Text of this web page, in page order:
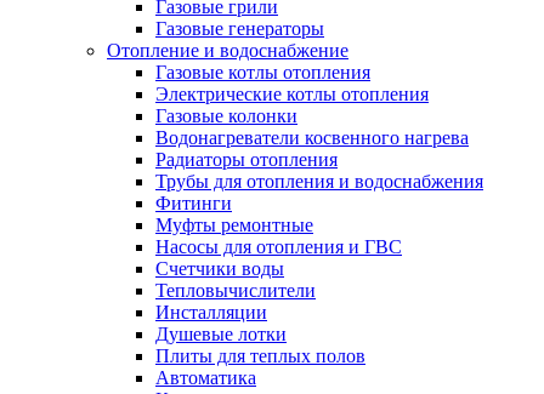
Газовые грили
Газовые генераторы
Отопление и водоснабжение
Газовые котлы отопления
Электрические котлы отопления
Газовые колонки
Водонагреватели косвенного нагрева
Радиаторы отопления
Трубы для отопления и водоснабжения
Фитинги
Муфты ремонтные
Насосы для отопления и ГВС
Счетчики воды
Тепловычислители
Инсталляции
Душевые лотки
Плиты для теплых полов
Автоматика